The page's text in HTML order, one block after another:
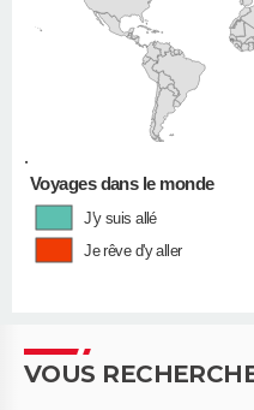
•
Voyages dans le monde
J'y suis allé
Je rêve d'y aller
VOUS